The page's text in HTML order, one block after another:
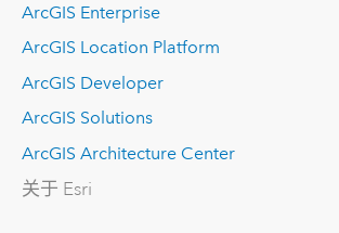
ArcGIS Enterprise
ArcGIS Location Platform
ArcGIS Developer
ArcGIS Solutions
ArcGIS Architecture Center
关于 Esri